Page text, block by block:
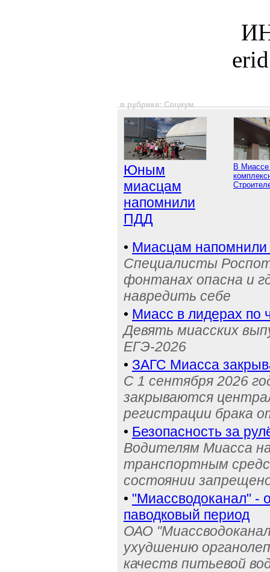
в рубрике: Социум
Юным
миасцам
напомнили
ПДД
В Миассе
• Миасцам напомнили
Специалисты
фонтанах опасна и
навредить себе
• Миасс в лидерах по
Девять миасских
ЕГЭ-2026
• ЗАГС Миасса
С 1 сентября 2026
закрываются
регистрации брака
• Безопасность за
Водителям Миасса
транспортным
состоянии
• "Миассводоканал" -
паводковый период
ОАО
ухудшению
качеств питьевой